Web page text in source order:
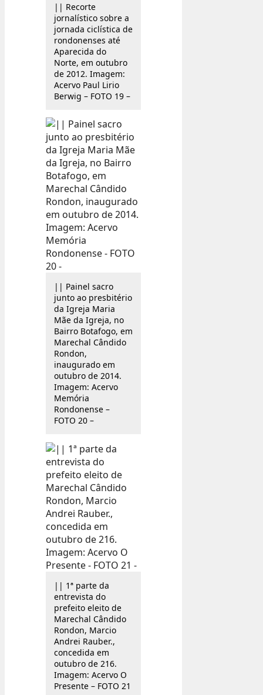
|| Recorte
jornalístico sobre a
jornada ciclística de
rondonenses até
Aparecida do
Norte, em outubro
de 2012. Imagem:
Acervo Paul Lirio
Berwig – FOTO 19 –
|| Painel sacro
junto ao presbitério
da Igreja Maria
Mãe da Igreja, no
Bairro Botafogo, em
Marechal Cândido
Rondon,
inaugurado em
outubro de 2014.
Imagem: Acervo
Memória
Rondonense –
FOTO 20 –
|| 1ª parte da
entrevista do
prefeito eleito de
Marechal Cândido
Rondon, Marcio
Andrei Rauber.,
concedida em
outubro de 216.
Imagem: Acervo O
Presente – FOTO 21